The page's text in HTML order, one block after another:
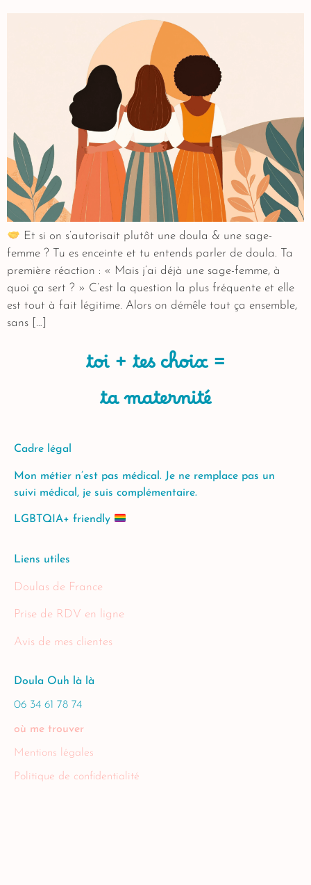
Et si on s’autorisait plutôt une doula & une sage-
femme ? Tu es enceinte et tu entends parler de doula. Ta
première réaction : « Mais j’ai déjà une sage-femme, à
quoi ça sert ? » C’est la question la plus fréquente et elle
est tout à fait légitime. Alors on démêle tout ça ensemble,
sans […]
toi + tes choix =
ta maternité
Cadre légal
Mon métier n’est pas médical. Je ne remplace pas un
suivi médical, je suis complémentaire.
LGBTQIA+ friendly
Liens utiles
Doulas de France
Prise de RDV en ligne
Avis de mes clientes
Doula Ouh là là
06 34 61 78 74
où me trouver
Mentions légales
Politique de confidentialité